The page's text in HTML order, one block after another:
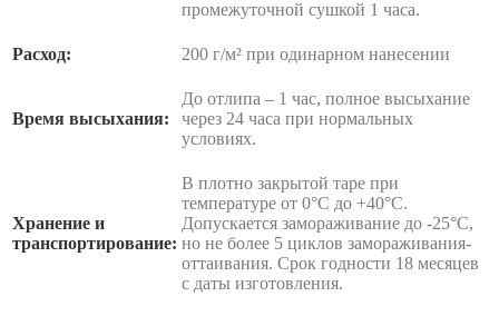
промежуточной сушкой 1 часа.
Расход: 200 г/м² при одинарном нанесении
Время высыхания:
До отлипа – 1 час, полное высыхание
через 24 часа при нормальных
условиях.
Хранение и
транспортирование:
В плотно закрытой таре при
температуре от 0°С до +40°С.
Допускается замораживание до -25°С,
но не более 5 циклов замораживания-
оттаивания. Срок годности 18 месяцев
с даты изготовления.